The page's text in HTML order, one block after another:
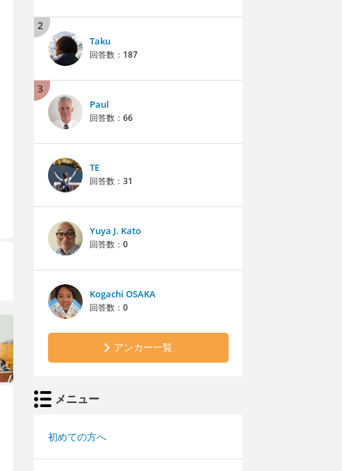
2
Taku
回答数： 187
3
Paul
回答数： 66
TE
回答数： 31
Yuya J. Kato
回答数： 0
Kogachi OSAKA
回答数： 0
アンカー一覧
メニュー
初めての方へ